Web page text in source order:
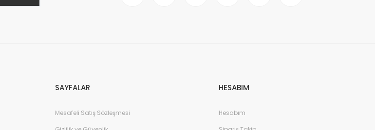
SAYFALAR
Mesafeli Satış Sözleşmesi
HESABIM
Hesabım